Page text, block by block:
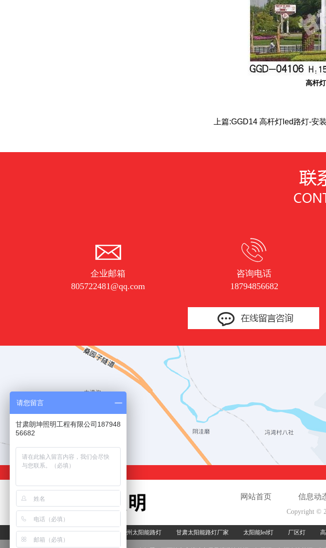
高杆
上篇:GGD14 高杆灯led路灯-安装
企业邮箱
805722481@qq.com
咨询电话
18794856682
网站首页 信息动
Copyright ©
热门搜索： 庭院灯 兰州太阳能路灯 甘肃太阳能路灯厂家 太阳能led灯 厂区灯
请您留言
甘肃朗坤照明工程有限公司187948
56682